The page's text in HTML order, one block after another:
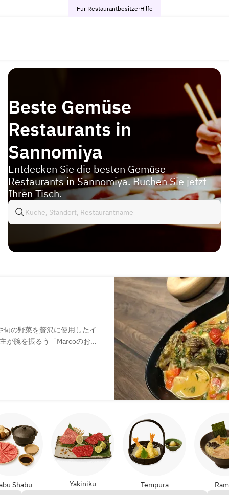
Für RestaurantbesitzerHilfe
Beste Gemüse
Restaurants in
Sannomiya
Entdecken Sie die besten Gemüse
Restaurants in Sannomiya. Buchen Sie jetzt
Ihren Tisch.
の野菜を贅沢に使用したイ
が腕を振るう「Marcoのおま
Shabu Yakiniku Tempura